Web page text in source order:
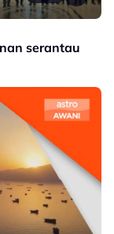
serantau